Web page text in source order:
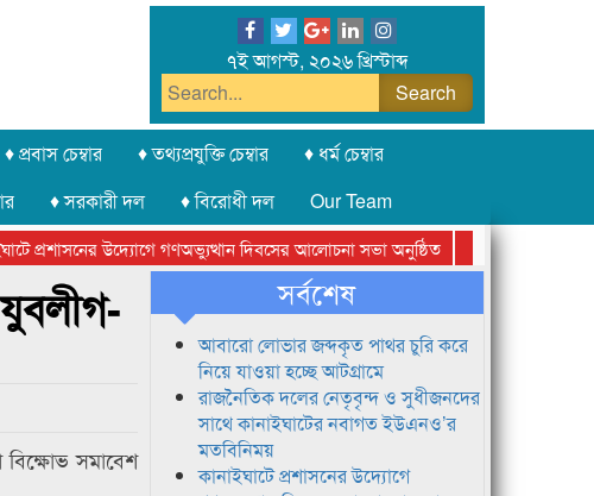
৭ই আগস্ট, ২০২৬ খ্রিস্টাব্দ
♦ প্রবাস চেম্বার ♦ তথ্যপ্রযুক্তি চেম্বার
♦ ধর্ম চেম্বার
♦ সরকারী দল ♦ বিরোধী দল
Our Team
প্রশাসনের উদ্যোগে গণঅভ্যুত্থান দিবসের আলোচনা সভা অনুষ্ঠিত
সিলেট অনলাইন
বিক্ষোভ সমাবেশ
সর্বশেষ
আবারো লোভার জব্দকৃত পাথর চুরি করে
নিয়ে যাওয়া হচ্ছে আটগ্রামে
রাজনৈতিক দলের নেতৃবৃন্দ ও সুধীজনদের
সাথে কানাইঘাটের নবাগত ইউএনও’র
মতবিনিময়
কানাইঘাটে প্রশাসনের উদ্যোগে